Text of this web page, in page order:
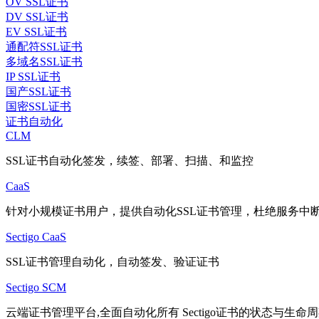
DV SSL证书
EV SSL证书
通配符SSL证书
多域名SSL证书
IP SSL证书
国产SSL证书
国密SSL证书
证书自动化
CLM
SSL证书自动化签发，续签、部署、扫描、和监控
CaaS
针对小规模证书用户，提供自动化SSL证书管理，杜绝服务中
Sectigo CaaS
SSL证书管理自动化，自动签发、验证证书
Sectigo SCM
云端证书管理平台,全面自动化所有 Sectigo证书的状态与生命周